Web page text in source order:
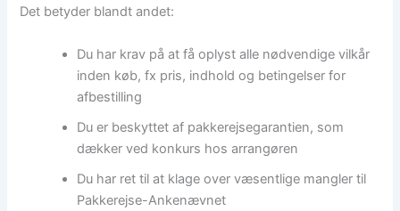
Det betyder blandt andet:
Du har krav på at få oplyst alle nødvendige vilkår
inden køb, fx pris, indhold og betingelser for
afbestilling
Du er beskyttet af pakkerejsegarantien, som
dækker ved konkurs hos arrangøren
Du har ret til at klage over væsentlige mangler til
Pakkerejse-Ankenævnet